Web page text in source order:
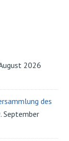
2026
des
September